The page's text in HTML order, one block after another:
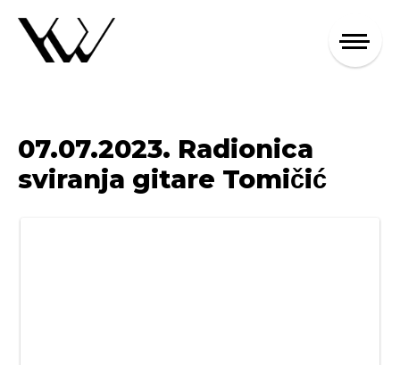
07.07.2023. Radionica
sviranja gitare Tomičić